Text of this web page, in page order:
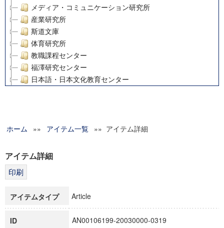
メディア・コミュニケーション研究所
産業研究所
斯道文庫
体育研究所
教職課程センター
福澤研究センター
日本語・日本文化教育センター
グローバルリサーチインスティテュート
科学研究費補助金研究成果報告書
博士課程教育リーディングプログラム「超成熟社会発展のサ
ホーム »» アイテム一覧 »» アイテム詳細
アイテム詳細
アイテムタイプ Article
ID AN00106199-20030000-0319